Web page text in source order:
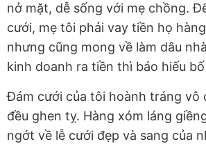
nở mặt, dễ sống với mẹ chồng.
cưới, mẹ tôi phải vay tiền họ
nhưng cũng mong về làm dâu
kinh doanh ra tiền thì báo hiếu bố
Đám cưới của tôi hoành tráng vô
đều ghen tỵ. Hàng xóm láng
ngớt về lễ cưới đẹp và sang của